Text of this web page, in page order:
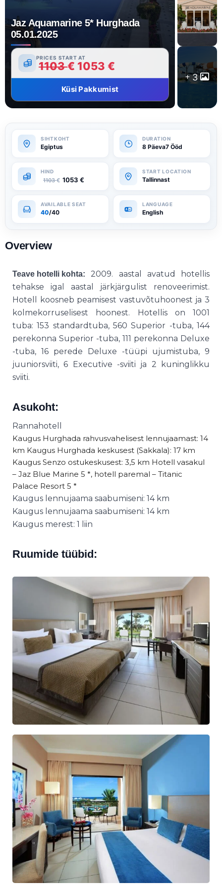
Jaz Aquamarine 5* Hurghada
05.01.2025
PRICES START AT
1103€ 1053 €
Küsi Pakkumist
3
Egiptus 8 Päeva7 Ööd
1103€ 1053 € Tallinnast
40/40 English
Overview
Teave hotelli kohta:
2009. aastal avatud hotellis
tehakse igal aastal järkjärgulist renoveerimist.
Hotell koosneb peamisest vastuvõtuhoonest ja 3
kolmekorruselisest hoonest. Hotellis on 1001
tuba: 153 standardtuba, 560 Superior -tuba, 144
perekonna Superior -tuba, 111 perekonna Deluxe
-tuba, 16 perede Deluxe -tüüpi ujumistuba, 9
juuniorsviiti, 6 Executive -sviiti ja 2 kuninglikku
sviiti.
Asukoht:
Rannahotell
Kaugus Hurghada rahvusvahelisest lennujaamast: 14
km Kaugus Hurghada keskusest (Sakkala): 17 km
Kaugus Senzo ostukeskusest: 3,5 km Hotell vasakul
– Jaz Blue Marine 5 *, hotell paremal – Titanic
Palace Resort 5 *
Kaugus lennujaama saabumiseni: 14 km
Kaugus lennujaama saabumiseni: 14 km
Kaugus merest: 1 liin
Ruumide tüübid: